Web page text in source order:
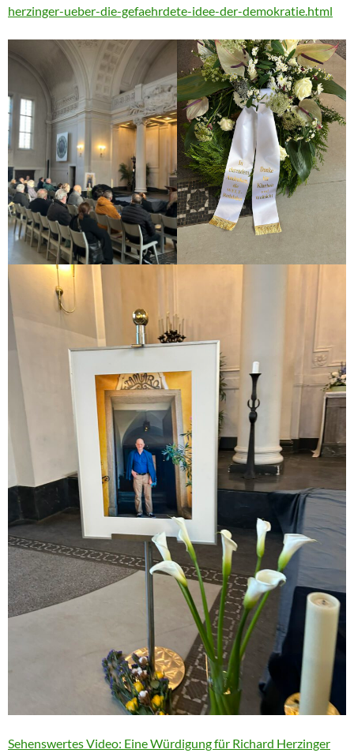
herzinger-ueber-die-gefaehrdete-idee-der-demokratie.html
Sehenswertes Video: Eine Würdigung für Richard Herzinger